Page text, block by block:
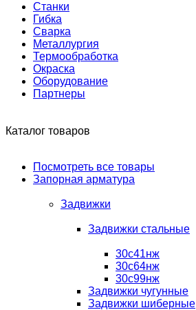
Станки
Гибка
Сварка
Металлургия
Термообработка
Окраска
Оборудование
Партнеры
Каталог товаров
Посмотреть все товары
Запорная арматура
Задвижки
Задвижки стальные
30с41нж
30с64нж
30с99нж
Задвижки чугунные
Задвижки шиберные